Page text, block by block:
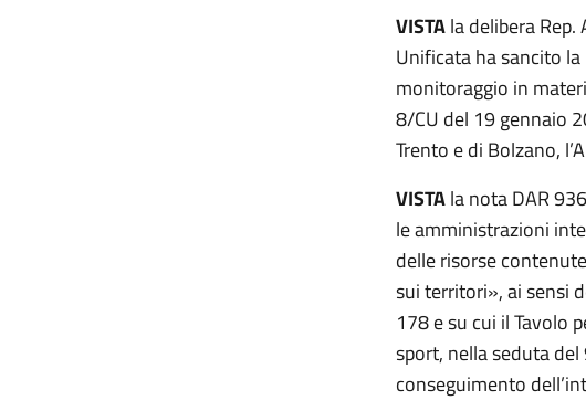
VISTAla delibera
Unificata ha sancito
monitoraggio in
8/CU del 19 gennaio
Trento e di Bolzano,
VISTAla nota DAR
le amministrazioni
delle risorse
sui territori», ai sensi
178 e su cui il Tavolo
sport, nella seduta
conseguimento